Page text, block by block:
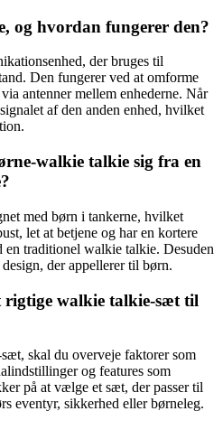
og hvordan fungerer den?
der bruges til
Den fungerer ved at omforme
antenner mellem enhederne. Når
af den anden enhed, hvilket
walkie talkie sig fra en
med børn i tankerne, hvilket
let at betjene og har en kortere
traditionel walkie talkie. Desuden
der appellerer til børn.
walkie talkie-sæt til
skal du overveje faktorer som
og features som
på at vælge et sæt, der passer til
eventyr, sikkerhed eller børneleg.